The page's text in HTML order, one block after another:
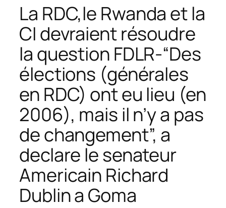
La RDC,le Rwanda et la
CI devraient résoudre
la question FDLR-“Des
élections (générales
en RDC) ont eu lieu (en
2006), mais il n’y a pas
de changement”, a
declare le senateur
Americain Richard
Dublin a Goma